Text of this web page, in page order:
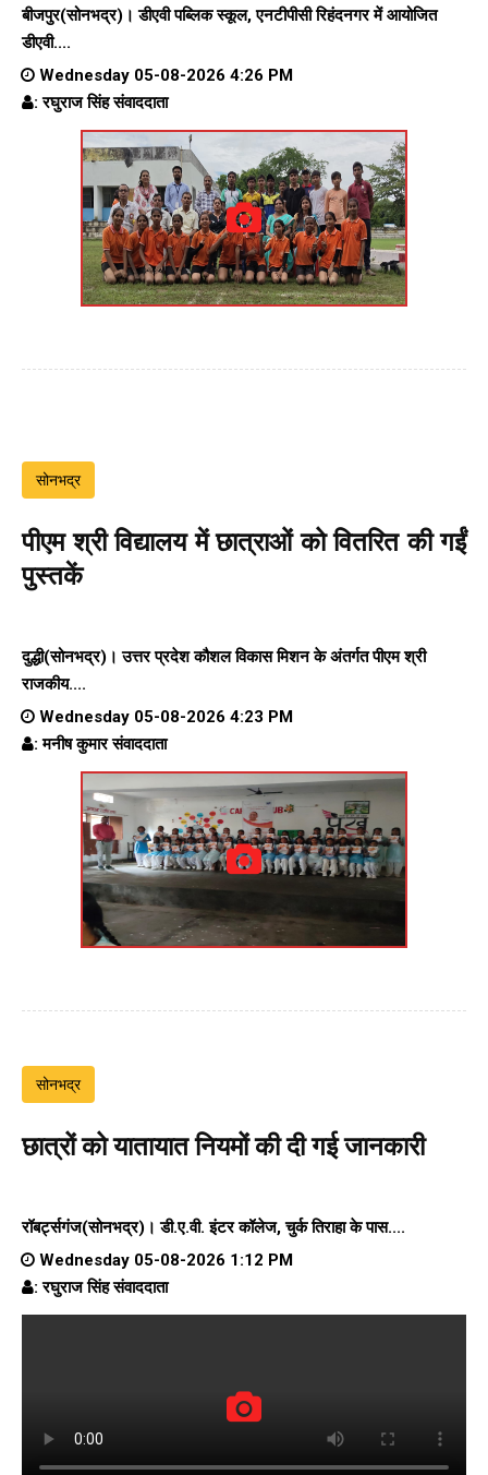
बीजपुर(सोनभद्र)। डीएवी पब्लिक स्कूल, एनटीपीसी रिहंदनगर में आयोजित
डीएवी....
Wednesday 05-08-2026 4:26 PM
: रघुराज सिंह संवाददाता
सोनभद्र
पीएम श्री विद्यालय में छात्राओं को वितरित की गईं
पुस्तकें
दुद्धी(सोनभद्र)। उत्तर प्रदेश कौशल विकास मिशन के अंतर्गत पीएम श्री
राजकीय....
Wednesday 05-08-2026 4:23 PM
: मनीष कुमार संवाददाता
सोनभद्र
छात्रों को यातायात नियमों की दी गई जानकारी
रॉबर्ट्सगंज(सोनभद्र)। डी.ए.वी. इंटर कॉलेज, चुर्क तिराहा के पास....
Wednesday 05-08-2026 1:12 PM
: रघुराज सिंह संवाददाता